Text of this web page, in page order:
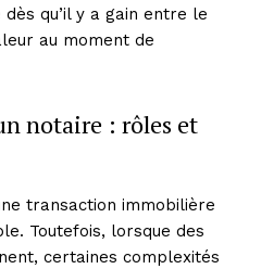
dès qu’il y a gain entre le
au moment de
notaire : rôles et
transaction immobilière
Toutefois, lorsque des
certaines complexités